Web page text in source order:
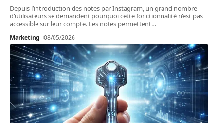
Depuis l’introduction des notes par Instagram, un grand nombre
d’utilisateurs se demandent pourquoi cette fonctionnalité n’est pas
accessible sur leur compte. Les notes permettent…
Marketing 08/05/2026